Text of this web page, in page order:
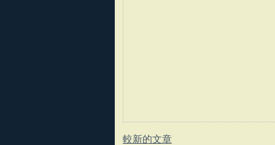
較新的文章